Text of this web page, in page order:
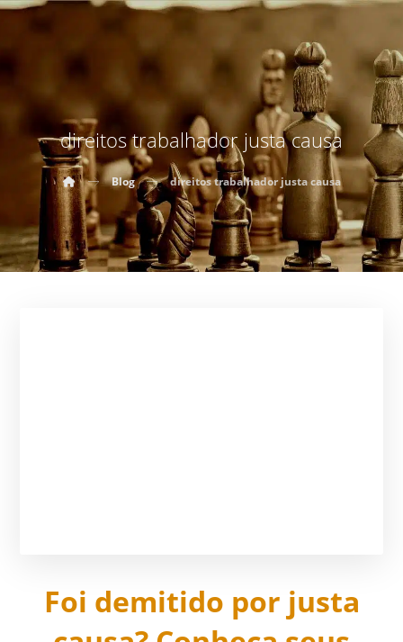
direitos trabalhador justa causa
Blog direitos trabalhador justa causa
Foi demitido por justa